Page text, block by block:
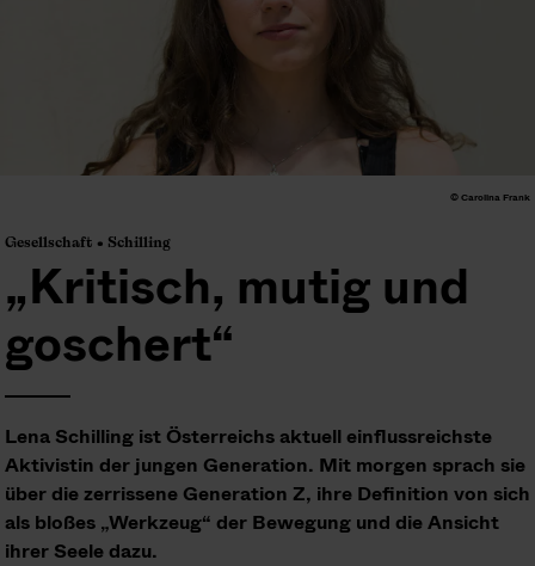
© Carolina Frank
Gesellschaft • Schilling
„Kritisch, mutig und
goschert“
Lena Schilling ist Österreichs aktuell einflussreichste
Aktivistin der jungen Generation. Mit morgen sprach sie
über die zerrissene Generation Z, ihre Definition von sich
als bloßes „Werkzeug“ der Bewegung und die Ansicht
ihrer Seele dazu.